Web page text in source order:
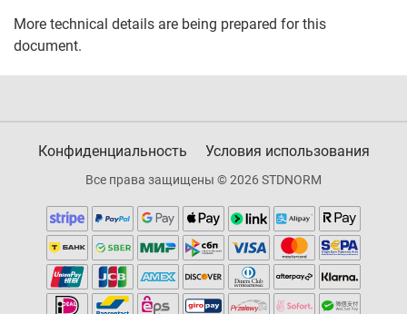
More technical details are being prepared for this
document.
Конфиденциальность Условия использования
Все права защищены © 2026 STDNORM